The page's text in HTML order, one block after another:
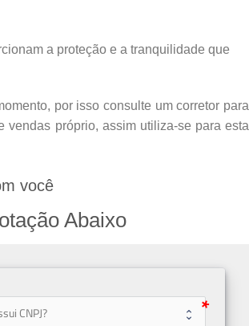
a proteção e a tranquilidade que
por isso consulte um corretor para
vendas próprio, assim utiliza-se para esta
você
Abaixo